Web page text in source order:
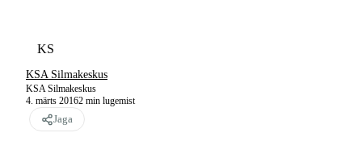
KS
KSA Silmakeskus
KSA Silmakeskus
4. märts 20162 min lugemist
Jaga